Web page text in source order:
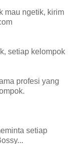
mau ngetik, kirim
setiap kelompok
profesi yang
setiap